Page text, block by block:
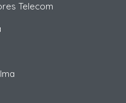
Telecom